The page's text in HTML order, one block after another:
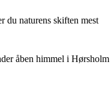
du naturens skiften mest
åben himmel i Hørsholm